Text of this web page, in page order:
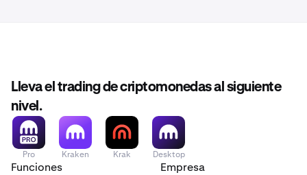
Lleva el trading de criptomonedas al siguiente
nivel.
Pro Kraken Krak Desktop
Funciones Empresa